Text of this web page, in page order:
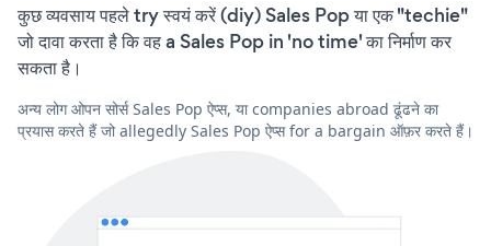
कुछ व्यवसाय पहले try स्वयं करें (diy) Sales Pop या एक "techie"
जो दावा करता है कि वह a Sales Pop in 'no time' का निर्माण कर
सकता है।
अन्य लोग ओपन सोर्स Sales Pop ऐप्स, या companies abroad ढूंढने का
प्रयास करते हैं जो allegedly Sales Pop ऐप्स for a bargain ऑफ़र करते हैं।